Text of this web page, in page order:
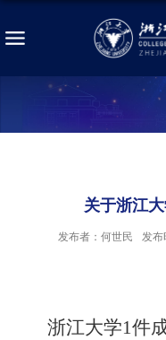
关于浙江
发布者：何世民 发布
浙江大学1件